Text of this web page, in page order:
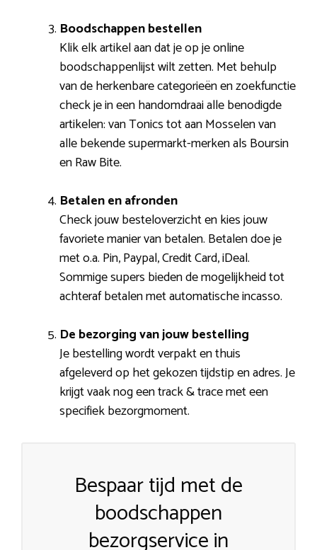
Boodschappen bestellen
Klik elk artikel aan dat je op je online
boodschappenlijst wilt zetten. Met behulp
van de herkenbare categorieën en zoekfunctie
check je in een handomdraai alle benodigde
artikelen: van Tonics tot aan Mosselen van
alle bekende supermarkt-merken als Boursin
en Raw Bite.
Betalen en afronden
Check jouw besteloverzicht en kies jouw
favoriete manier van betalen. Betalen doe je
met o.a. Pin, Paypal, Credit Card, iDeal.
Sommige supers bieden de mogelijkheid tot
achteraf betalen met automatische incasso.
De bezorging van jouw bestelling
Je bestelling wordt verpakt en thuis
afgeleverd op het gekozen tijdstip en adres. Je
krijgt vaak nog een track & trace met een
specifiek bezorgmoment.
Bespaar tijd met de
boodschappen
bezorgservice in